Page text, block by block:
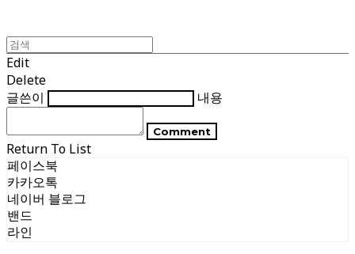
Edit
Delete
글쓴이
내용
Comment
Return To List
페이스북
카카오톡
네이버 블로그
밴드
라인